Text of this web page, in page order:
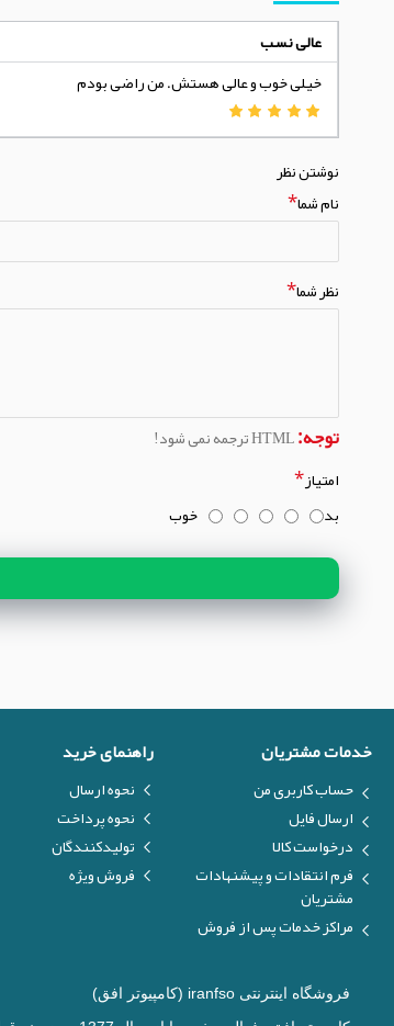
عالی نسب
خیلی خوب و عالی هستش. من راضی بودم
نوشتن نظر
نام شما
نظر شما
توجه:
امتیاز
بد
خوب
خدمات مشتریان
حساب کاربری من
ارسال فایل
درخواست کالا
فرم انتقادات و پیشنهادات
مشتریان
مراکز خدمات پس از فروش
راهنمای خرید
نحوه ارسال
نحوه پرداخت
تولیدکنندگان
فروش ویژه
فروشگاه اینترنتی iranfso (کامپیوتر افق)